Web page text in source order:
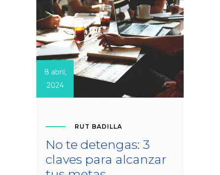
8 abril,
2024
RUT BADILLA
No te detengas: 3
claves para alcanzar